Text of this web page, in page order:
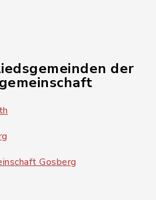
der
Gosberg